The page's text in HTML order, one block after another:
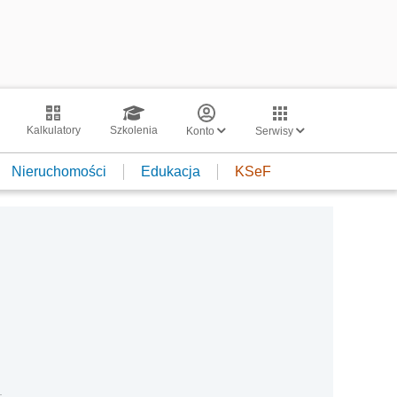
Kalkulatory Szkolenia Konto Serwisy
Nieruchomości Edukacja KSeF